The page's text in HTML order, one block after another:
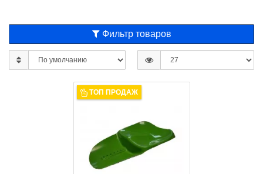
Фильтр товаров
ТОП ПРОДАЖ